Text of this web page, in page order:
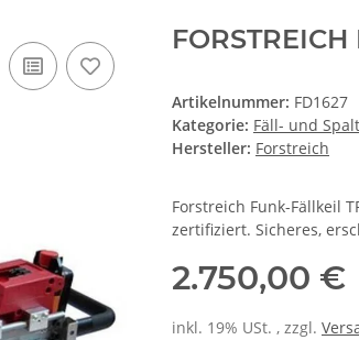
Artikelnummer: FD1627
Kategorie: Fäll- und
Hersteller: Forstreich
Forstreich Funk-Fällkeil
zertifiziert. Sicheres,
2.750,00 €
inkl. 19% USt. , zzgl.